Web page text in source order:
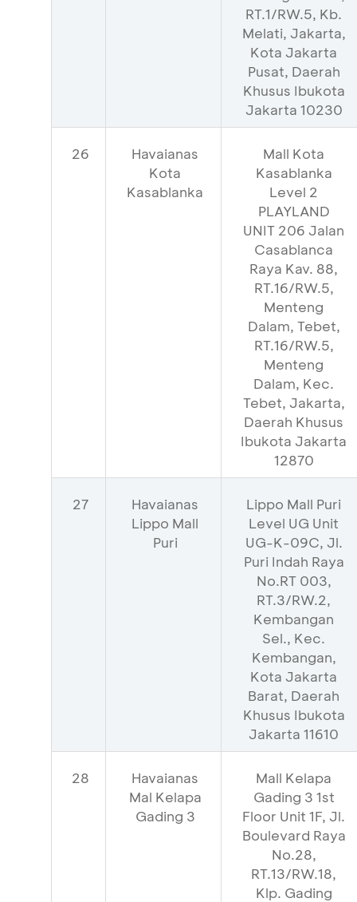
RT.1/RW.5, Kb.
Melati, Jakarta,
Kota Jakarta
Pusat, Daerah
Khusus Ibukota
Jakarta 10230
26
Havaianas
Kota
Kasablanka
Mall Kota
Kasablanka
Level 2
PLAYLAND
UNIT 206 Jalan
Casablanca
Raya Kav. 88,
RT.16/RW.5,
Menteng
Dalam, Tebet,
RT.16/RW.5,
Menteng
Dalam, Kec.
Tebet, Jakarta,
Daerah Khusus
Ibukota Jakarta
12870
27
Havaianas
Lippo Mall
Puri
Lippo Mall Puri
Level UG Unit
UG-K-09C, Jl.
Puri Indah Raya
No.RT 003,
RT.3/RW.2,
Kembangan
Sel., Kec.
Kembangan,
Kota Jakarta
Barat, Daerah
Khusus Ibukota
Jakarta 11610
28
Havaianas
Mal Kelapa
Gading 3
Mall Kelapa
Gading 3 1st
Floor Unit 1F, Jl.
Boulevard Raya
No.28,
RT.13/RW.18,
Klp. Gading